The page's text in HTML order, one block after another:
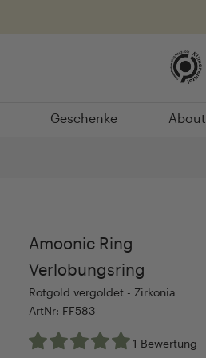
Geschenke
Geschenke
About
About
Amoonic Ring
Verlobungsring
Rotgold vergoldet - Zirkonia
ArtNr: FF583
1 Bewertung